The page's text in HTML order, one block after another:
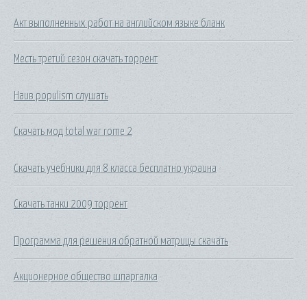
Акт выполненных работ на английском языке бланк
Месть третий сезон скачать торрент
Наив populism слушать
Скачать мод total war rome 2
Скачать учебники для 8 класса бесплатно украина
Скачать танки 2009 торрент
Программа для решения обратной матрицы скачать
Акционерное общество шпаргалка